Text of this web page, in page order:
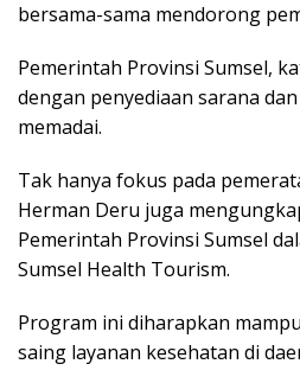
bersama-sama mendorong
Pemerintah Provinsi Sumsel,
dengan penyediaan sarana
memadai.
Tak hanya fokus pada
Herman Deru juga
Pemerintah Provinsi Sumsel
Sumsel Health Tourism.
Program ini diharapkan
saing layanan kesehatan di